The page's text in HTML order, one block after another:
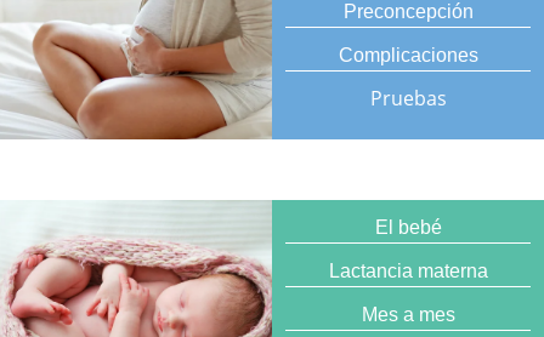
Preconcepción
Complicaciones
Pruebas
El bebé
Lactancia materna
Mes a mes